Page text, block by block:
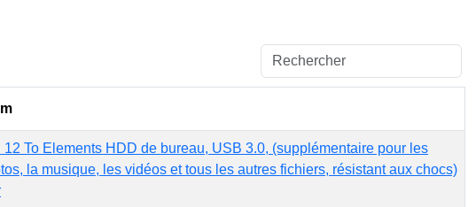
12 To Elements HDD de bureau, USB 3.0, (supplémentaire pour les
la musique, les vidéos et tous les autres fichiers, résistant aux chocs)